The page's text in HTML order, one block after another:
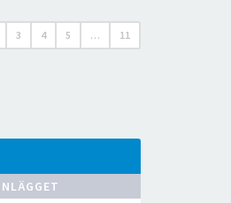
3 4 5 … 11